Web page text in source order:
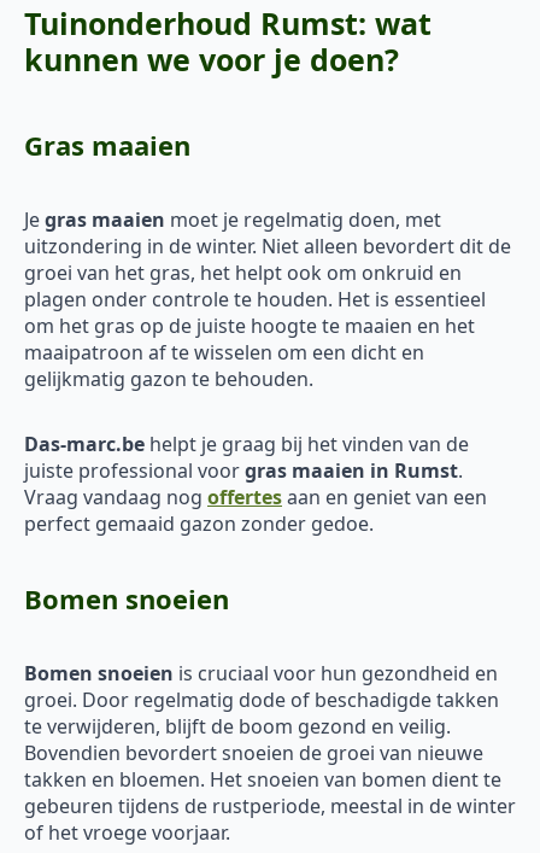
Tuinonderhoud Rumst: wat
kunnen we voor je doen?
Gras maaien
Jegras maaien moet je regelmatig doen, met
uitzondering in de winter. Niet alleen bevordert dit de
groei van het gras, het helpt ook om onkruid en
plagen onder controle te houden. Het is essentieel
om het gras op de juiste hoogte te maaien en het
maaipatroon af te wisselen om een dicht en
gelijkmatig gazon te behouden.
Das-marc.be helpt je graag bij het vinden van de
juiste professional voorgras maaien in Rumst.
Vraag vandaag nog offertesaan en geniet van een
perfect gemaaid gazon zonder gedoe.
Bomen snoeien
Bomen snoeien is cruciaal voor hun gezondheid en
groei. Door regelmatig dode of beschadigde takken
te verwijderen, blijft de boom gezond en veilig.
Bovendien bevordert snoeien de groei van nieuwe
takken en bloemen. Het snoeien van bomen dient te
gebeuren tijdens de rustperiode, meestal in de winter
of het vroege voorjaar.